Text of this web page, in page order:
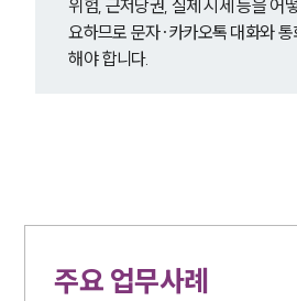
위험, 근저당권, 실제 시세 등을 어
요하므로 문자·카카오톡 대화와 통
해야 합니다.
주요 업무사례